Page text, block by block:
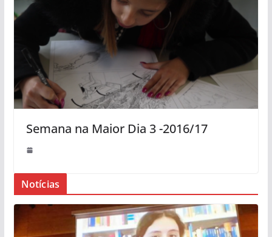
Semana na Maior Dia 3 -2016/17
Notícias